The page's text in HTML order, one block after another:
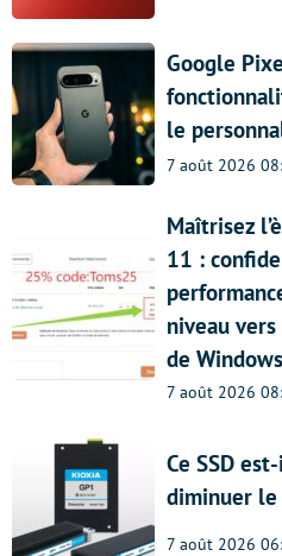
Google
le
7 août 2026
Maîtrisez
11 :
niveau
de
7 août 2026
Ce SSD
diminuer le
7 août 2026